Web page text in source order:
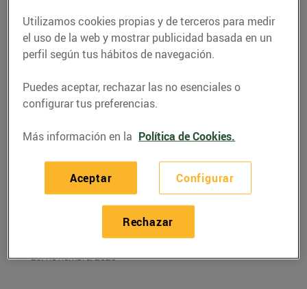
RECETAS
Espatlla de cabrit al
29/noviembre/2023
Utilizamos cookies propias y de terceros para medir
el uso de la web y mostrar publicidad basada en un
perfil según tus hábitos de navegación.
Puedes aceptar, rechazar las no esenciales o
configurar tus preferencias.
Más información en la Política de Cookies.
Configurar
Rechazar
Aceptar